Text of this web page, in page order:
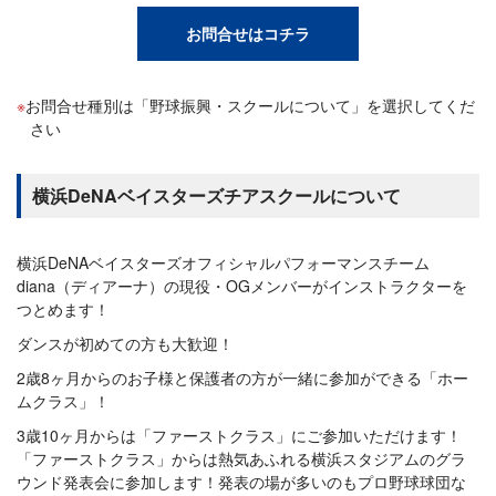
お問合せはコチラ
お問合せ種別は「野球振興・スクールについて」を選択してくだ
さい
横浜DeNAベイスターズチアスクールについて
横浜DeNAベイスターズオフィシャルパフォーマンスチーム
diana（ディアーナ）の現役・OGメンバーがインストラクターを
つとめます！
ダンスが初めての方も大歓迎！
2歳8ヶ月からのお子様と保護者の方が一緒に参加ができる「ホー
ムクラス」！
3歳10ヶ月からは「ファーストクラス」にご参加いただけます！
「ファーストクラス」からは熱気あふれる横浜スタジアムのグラ
ウンド発表会に参加します！発表の場が多いのもプロ野球球団な